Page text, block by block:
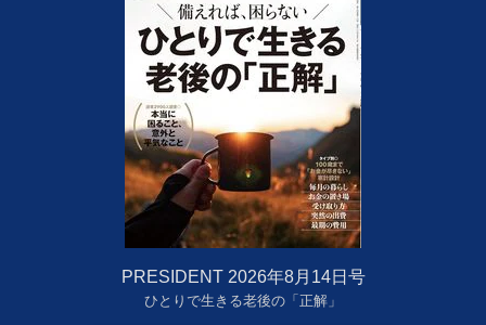
PRESIDENT 2026年8月14日号
ひとりで生きる老後の「正解」